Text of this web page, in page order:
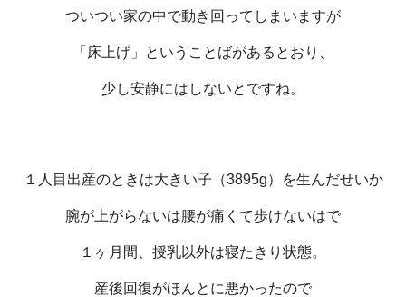
ついつい家の中で動き回ってしまいますが
「床上げ」ということばがあるとおり、
少し安静にはしないとですね。
１人目出産のときは大きい子（3895g）を生んだせいか
腕が上がらないは腰が痛くて歩けないはで
１ヶ月間、授乳以外は寝たきり状態。
産後回復がほんとに悪かったので